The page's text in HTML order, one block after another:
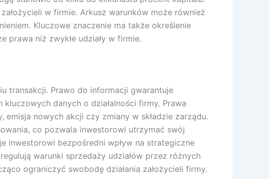
w firmie. Arkusz warunków może również
Kluczowe znaczenie ma także określenie
prawa niż zwykłe udziały w firmie.
transakcji. Prawo do informacji gwarantuje
danych o działalności firmy. Prawa
nowych akcji czy zmiany w składzie zarządu.
co pozwala inwestorowi utrzymać swój
inwestorowi bezpośredni wpływ na strategiczne
warunki sprzedaży udziałów przez różnych
ograniczyć swobodę działania założycieli firmy.